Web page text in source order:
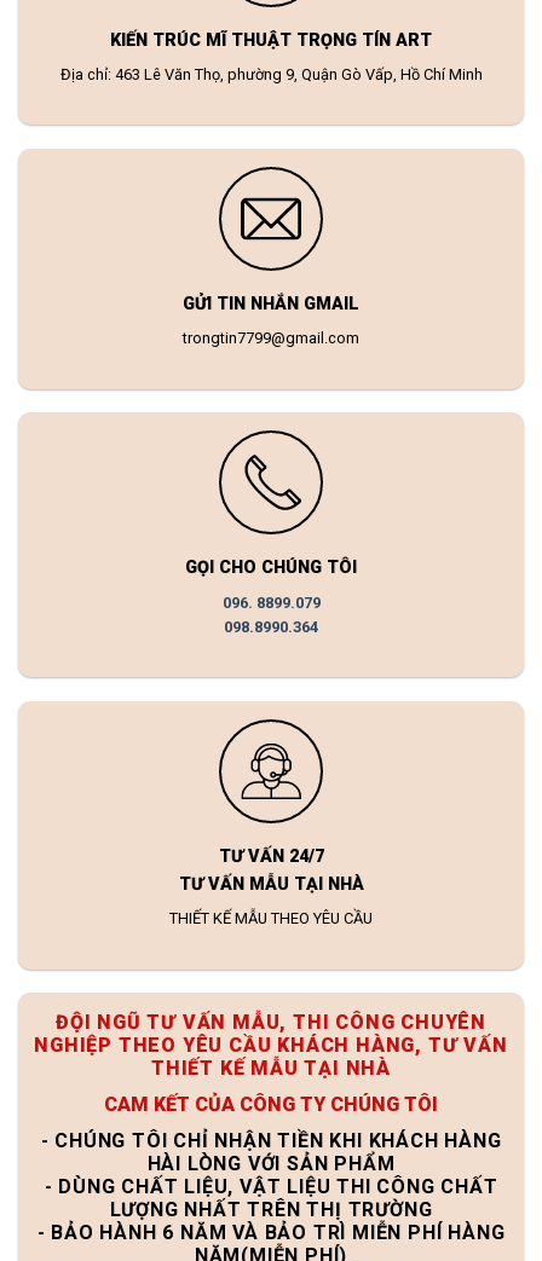
KIẾN TRÚC MĨ THUẬT TRỌNG TÍN ART
Địa chỉ: 463 Lê Văn Thọ, phường 9, Quận Gò Vấp, Hồ Chí Minh
GỬI TIN NHẮN GMAIL
trongtin7799@gmail.com
GỌI CHO CHÚNG TÔI
096. 8899.079
098.8990.364
TƯ VẤN 24/7
TƯ VẤN MẪU TẠI NHÀ
THIẾT KẾ MẪU THEO YÊU CẦU
ĐỘI NGŨ TƯ VẤN MẪU, THI CÔNG CHUYÊN
NGHIỆP THEO YÊU CẦU KHÁCH HÀNG, TƯ VẤN
THIẾT KẾ MẪU TẠI NHÀ
CAM KẾT CỦA CÔNG TY CHÚNG TÔI
- CHÚNG TÔI CHỈ NHẬN TIỀN KHI KHÁCH HÀNG
HÀI LÒNG VỚI SẢN PHẨM
- DÙNG CHẤT LIỆU, VẬT LIỆU THI CÔNG CHẤT
LƯỢNG NHẤT TRÊN THỊ TRƯỜNG
- BẢO HÀNH 6 NĂM VÀ BẢO TRÌ MIỄN PHÍ HÀNG
NĂM(MIỄN PHÍ)